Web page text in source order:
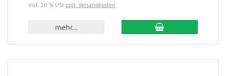
incl. 20 % USt zzgl. Versandkosten
mehr...